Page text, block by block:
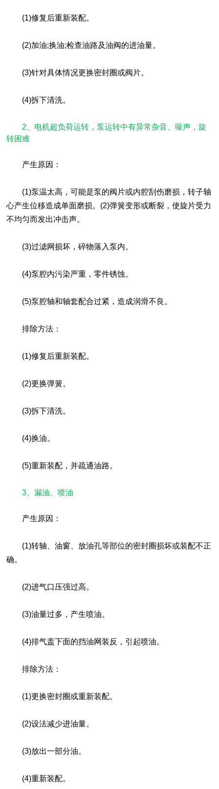
(1)修复后重新装配。
(2)加油;换油;检查油路及油阀的进油量。
(3)针对具体情况更换密封圈或阀片。
(4)拆下清洗。
2、电机超负荷运转，泵运转中有异常杂音、噪声，旋
转困难
产生原因：
(1)泵温太高，可能是泵的阀片或内腔刮伤磨损，转子轴
心产生位移造成单面磨损。(2)弹簧变形或断裂，使旋片受力
不均匀而发出冲击声。
(3)过滤网损坏，碎物落入泵内。
(4)泵腔内污染严重，零件锈蚀。
(5)泵腔轴和轴套配合过紧，造成润滑不良。
排除方法：
(1)修复后重新装配。
(2)更换弹簧。
(3)拆下清洗。
(4)换油。
(5)重新装配，并疏通油路。
3、漏油、喷油
产生原因：
(1)转轴、油窗、放油孔等部位的密封圈损坏或装配不正
确。
(2)进气口压强过高。
(3)油量过多，产生喷油。
(4)排气盖下面的挡油网装反，引起喷油。
排除方法：
(1)更换密封圈或重新装配。
(2)设法减少进油量。
(3)放出一部分油。
(4)重新装配。